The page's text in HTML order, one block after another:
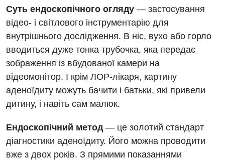
Урологія
Фізіотерапія
Хірургічне відділення
Для дітей
Дитяча алергологія
Дитяча гастроентерологія
Дитяча гінекологія
Суть ендоскопічного огляду — застосування
відео- і світлового інструментарію для
внутрішнього дослідження. В ніс, вухо або горло
вводиться дуже тонка трубочка, яка передає
зображення із вбудованої камери на
відеомонітор. І крім ЛОР-лікаря, картину
аденоїдиту можуть бачити і батьки, які привели
дитину, і навіть сам малюк.
Ендоскопічний метод — це золотий стандарт
діагностики аденоїдиту. Його можна проводити
вже з двох років. З прямими показаннями